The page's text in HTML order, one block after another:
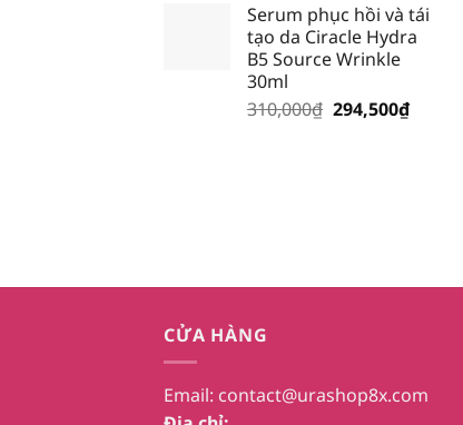
là:
195,000₫.
tại
là:
Serum phục hồi và tái
tạo da Ciracle Hydra
B5 Source Wrinkle
30ml
310,000₫ Giá
294,500₫Giá
CỬA HÀNG
Email: contact@urashop8x.com